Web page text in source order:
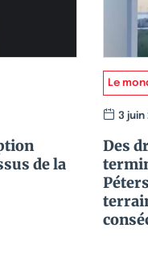
de la
Le
3 juin
Des